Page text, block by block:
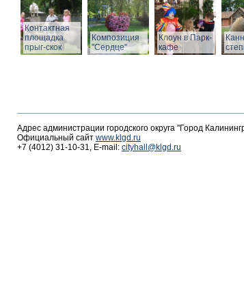
Контактная
площадка
прыг-скок
Композиция
"Сердце"
Клоун в Парк-
кафе
Адрес администрации городского округа "Город
Официальный сайт www.klgd.ru
+7 (4012) 31-10-31, E-mail: cityhall@klgd.ru